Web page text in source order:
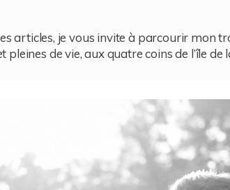
articles, je vous invite à parcourir mon
de vie, aux quatre coins de l’île de